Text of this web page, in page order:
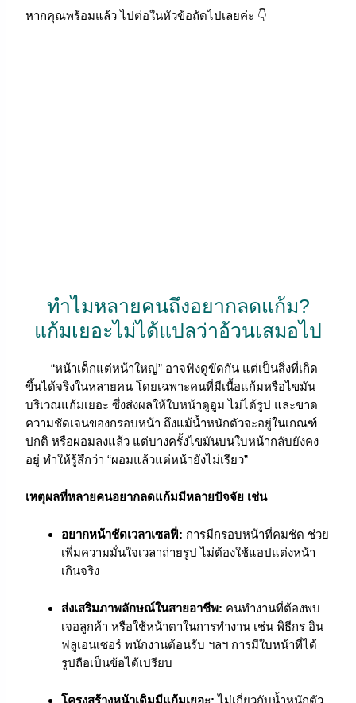
หากคุณพร้อมแล้ว ไปต่อในหัวข้อถัดไปเลยค่ะ 👇
ทำไมหลายคนถึงอยากลดแก้ม?
แก้มเยอะไม่ได้แปลว่าอ้วนเสมอไป
“หน้าเด็กแต่หน้าใหญ่” อาจฟังดูขัดกัน แต่เป็นสิ่งที่เกิด
ขึ้นได้จริงในหลายคน โดยเฉพาะคนที่มีเนื้อแก้มหรือไขมัน
บริเวณแก้มเยอะ ซึ่งส่งผลให้ใบหน้าดูอูม ไม่ได้รูป และขาด
ความชัดเจนของกรอบหน้า ถึงแม้น้ำหนักตัวจะอยู่ในเกณฑ์
ปกติ หรือผอมลงแล้ว แต่บางครั้งไขมันบนใบหน้ากลับยังคง
อยู่ ทำให้รู้สึกว่า “ผอมแล้วแต่หน้ายังไม่เรียว”
เหตุผลที่หลายคนอยากลดแก้มมีหลายปัจจัย เช่น
อยากหน้าชัดเวลาเซลฟี่: การมีกรอบหน้าที่คมชัด ช่วย
เพิ่มความมั่นใจเวลาถ่ายรูป ไม่ต้องใช้แอปแต่งหน้า
เกินจริง
ส่งเสริมภาพลักษณ์ในสายอาชีพ: คนทำงานที่ต้องพบ
เจอลูกค้า หรือใช้หน้าตาในการทำงาน เช่น พิธีกร อิน
ฟลูเอนเซอร์ พนักงานต้อนรับ ฯลฯ การมีใบหน้าที่ได้
รูปถือเป็นข้อได้เปรียบ
โครงสร้างหน้าเดิมมีแก้มเยอะ: ไม่เกี่ยวกับน้ำหนักตัว